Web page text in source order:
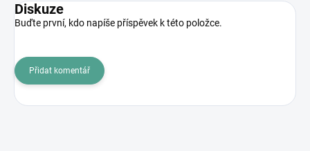
Diskuze
Buďte první, kdo napíše příspěvek k této položce.
Přidat komentář